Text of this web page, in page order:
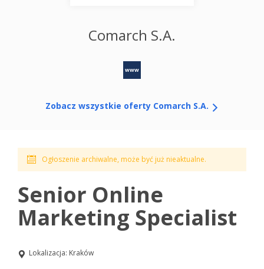
Ogłoszenie archiwalne, może być już nieaktualne.
Senior Online
Marketing Specialist
Lokalizacja: Kraków
Comarch S.A.
www
Zobacz wszystkie oferty Comarch S.A.